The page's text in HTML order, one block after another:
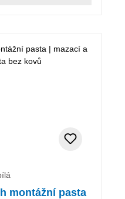
montážní pasta